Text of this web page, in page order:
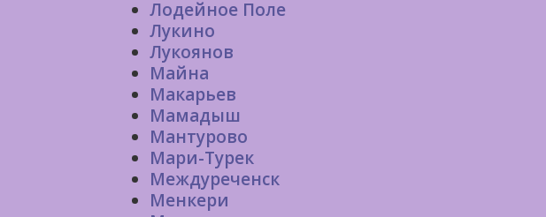
Лодейное Поле
Лукино
Лукоянов
Майна
Макарьев
Мамадыш
Мантурово
Мари-Турек
Междуреченск
Менкери